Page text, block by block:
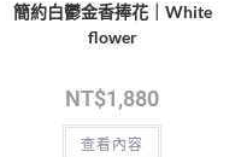
簡約白鬱金香捧花｜White
flower
NT$1,880
查看內容